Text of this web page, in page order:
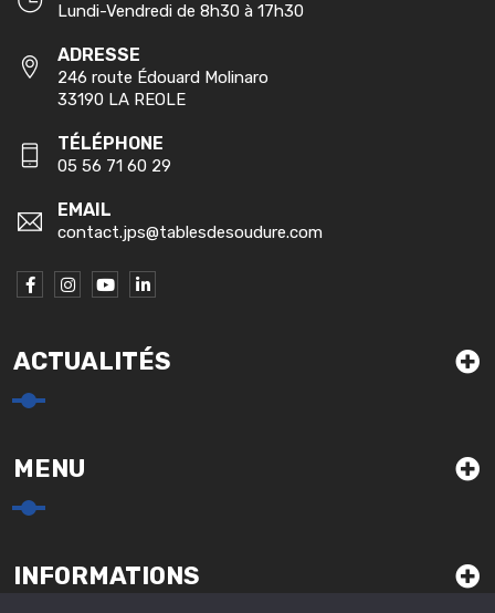
Lundi-Vendredi de 8h30 à 17h30
ADRESSE
246 route Édouard Molinaro
33190 LA REOLE
TÉLÉPHONE
05 56 71 60 29
EMAIL
contact.jps@tablesdesoudure.com
ACTUALITÉS
MENU
INFORMATIONS